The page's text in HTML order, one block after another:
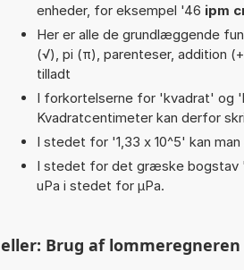
enheder, for eksempel '46 ipm
Her er alle de grundlæggende
(√), pi (π), parenteser, addition
tilladt
I forkortelserne for 'kvadrat' og
Kvadratcentimeter kan derfor
I stedet for '1,33 x 10^5' kan
I stedet for det græske bogstav
uPa i stedet for µPa.
eller: Brug af